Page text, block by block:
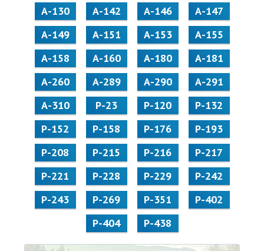
А-130
А-142 А-146
А-147
А-149
А-151 А-153
А-155
А-158
А-160 А-180
А-181
А-260
А-289 А-290
А-291
А-310
Р-23 Р-120
Р-132
Р-152
Р-158 Р-176
Р-193
Р-208
Р-215 Р-216
Р-217
Р-221
Р-228 Р-229
Р-242
Р-243
Р-269 Р-351
Р-402
Р-404
Р-438